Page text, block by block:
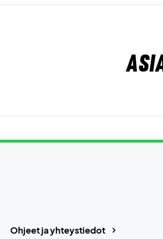
Ohjeet ja yhteystiedot